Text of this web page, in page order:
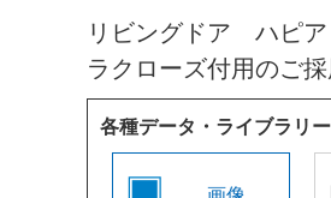
リビングドア ハピ
ラクローズ付用のご
各種データ・ライブラリー